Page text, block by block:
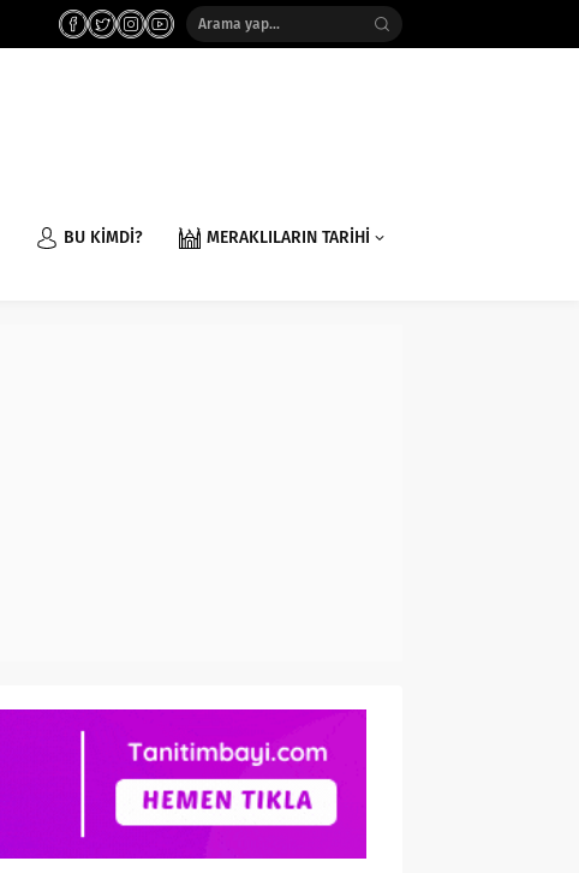
BU KİMDİ? MERAKLILARIN TARİHİ